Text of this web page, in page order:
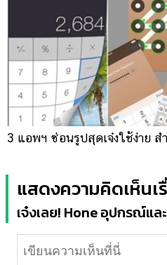
3 แอพฯ ซ่อนรูปสุดเจ๋งใช้ง่าย ส
แสดงความคิดเห็นเ
เจ๋งเลย! Hone อุปกรณ์แ